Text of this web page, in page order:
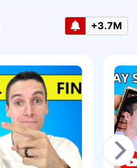
+3.7M